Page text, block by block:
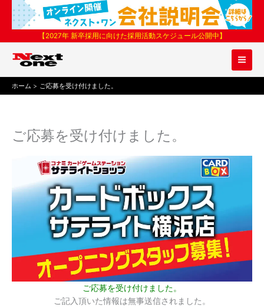
ス
【2027年 新卒採用に向けた採用活動スケジュール公開中】
ホーム ご応募を受け付けました。
ご応募を受け付けました。
ご応募を受け付けました。
ご記入頂いた情報は無事送信されました。